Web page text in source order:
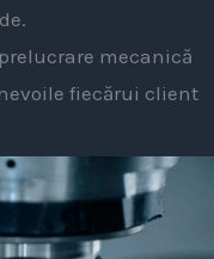
mecanică
fiecărui client